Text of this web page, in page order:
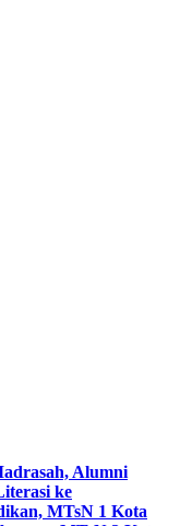
Alumni
ke
MTsN 1 Kota